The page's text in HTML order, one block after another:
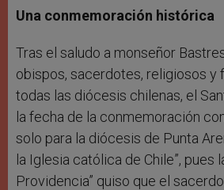
Una conmemoración histórica
Tras el saludo a monseñor
obispos, sacerdotes, religiosos y
todas las diócesis chilenas, el
la fecha de la conmemoración
solo para la diócesis de Punta
la Iglesia católica de Chile”, pues
Providencia” quiso que el